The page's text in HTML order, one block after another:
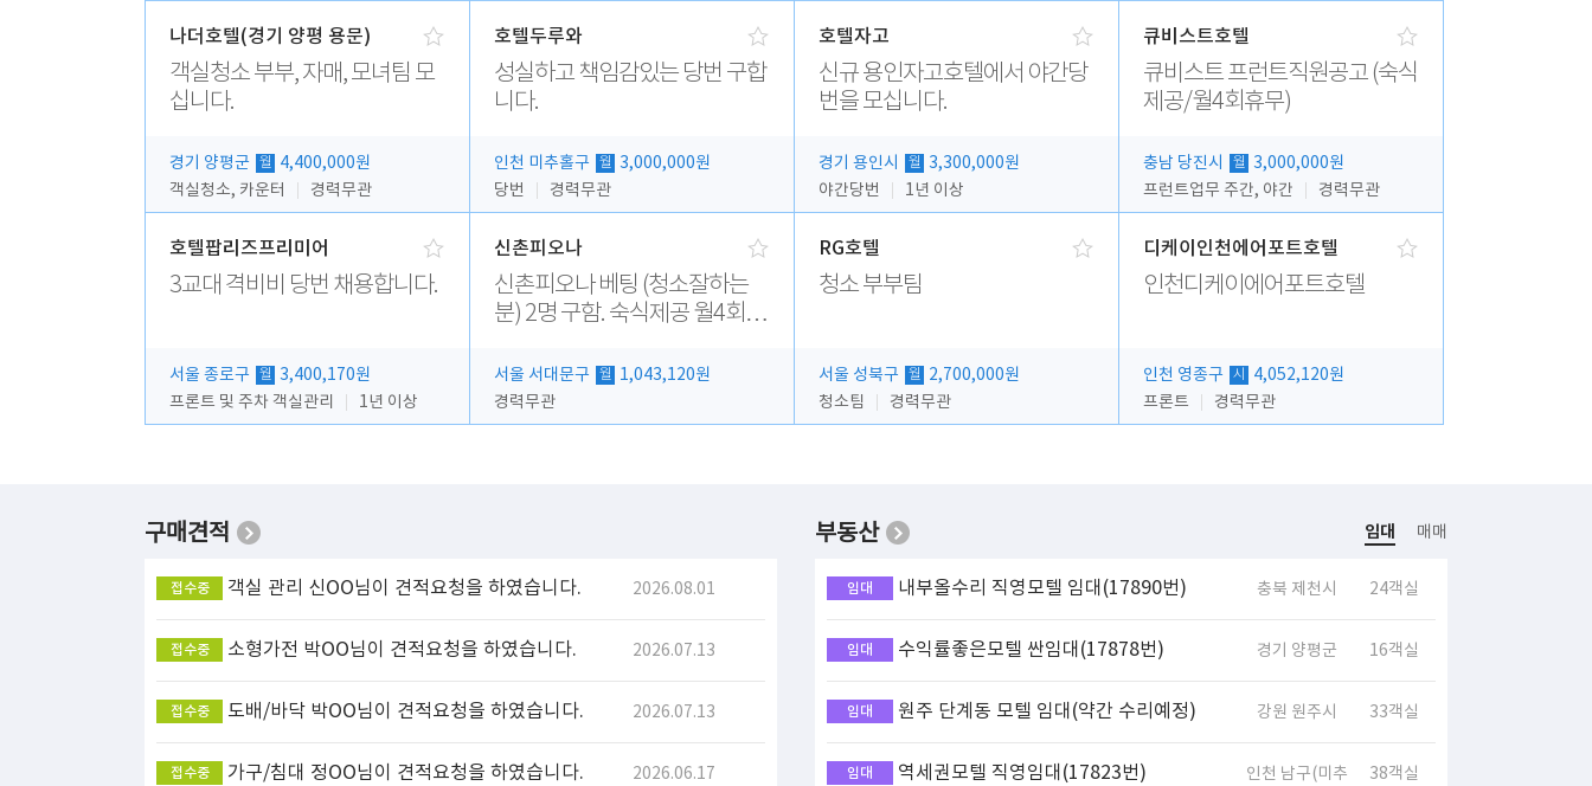
나더호텔(경기 양평 용문)
객실청소 부부, 자매, 모녀팀 모
십니다.
경기 양평군 월
4,400,000원
객실청소, 카운터
경력무관
호텔두루와
성실하고 책임감있는 당번 구합
니다.
인천 미추홀구 월
3,000,000원
당번
경력무관
호텔자고
신규 용인자고호텔에서 야간당
번을 모십니다.
경기 용인시 월
3,300,000원
야간당번
1년 이상
큐비스트호텔
큐비스트 프런트직원공고 (숙식
제공/월4회휴무)
충남 당진시 월
3,000,000원
프런트업무 주간, 야간
경력무관
호텔팝리즈프리미어
3교대 격비비 당번 채용합니다.
서울 종로구 월
3,400,170원
프론트 및 주차 객실관리
1년 이상
신촌피오나
신촌피오나 베팅 (청소잘하는
분) 2명 구함. 숙식제공 월4회휴
서울 서대문구 월
1,043,120원
경력무관
RG호텔
청소 부부팀
서울 성북구 월
2,700,000원
청소팀
경력무관
디케이인천에어포트호텔
인천디케이에어포트호텔
인천 영종구 시
4,052,120원
프론트
경력무관
구매견적
객실 관리
접수중 신OO님이 견적요청을 하였습니다. 2026.08.01
소형가전
접수중 박OO님이 견적요청을 하였습니다. 2026.07.13
도배/바닥
접수중 박OO님이 견적요청을 하였습니다. 2026.07.13
가구/침대
접수중 정OO님이 견적요청을 하였습니다. 2026.06.17
부동산 임대 매매
임대 내부올수리 직영모텔 임대(17890번) 충북 제천시 24객실
임대 수익률좋은모텔 싼임대(17878번) 경기 양평군 16객실
임대 원주 단계동 모텔 임대(약간 수리예정) 강원 원주시 33객실
임대 역세권모텔 직영임대(17823번) 인천 남구(미추 38객실